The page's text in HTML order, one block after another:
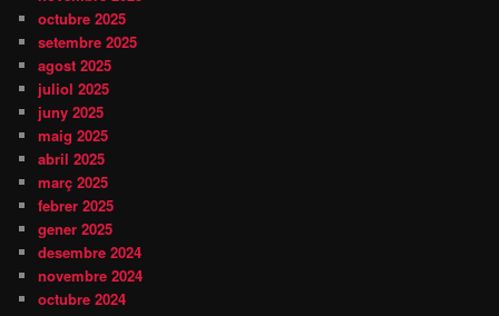
octubre 2025
setembre 2025
agost 2025
juliol 2025
juny 2025
maig 2025
abril 2025
març 2025
febrer 2025
gener 2025
desembre 2024
novembre 2024
octubre 2024